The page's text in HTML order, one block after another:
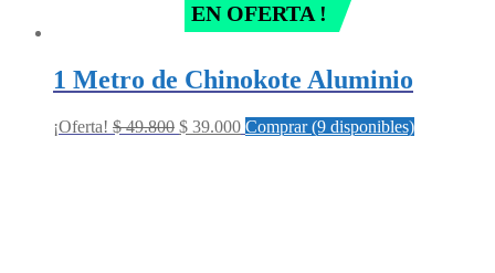
EN OFERTA !
1 Metro de Chinokote Aluminio
¡Oferta! $49.800 Original
$ 39.000Current
Comprar (9 disponibles)